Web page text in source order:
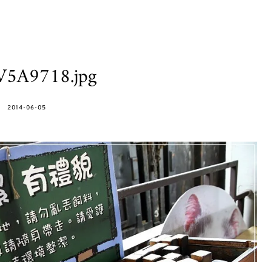
POSTED
2014-06-05